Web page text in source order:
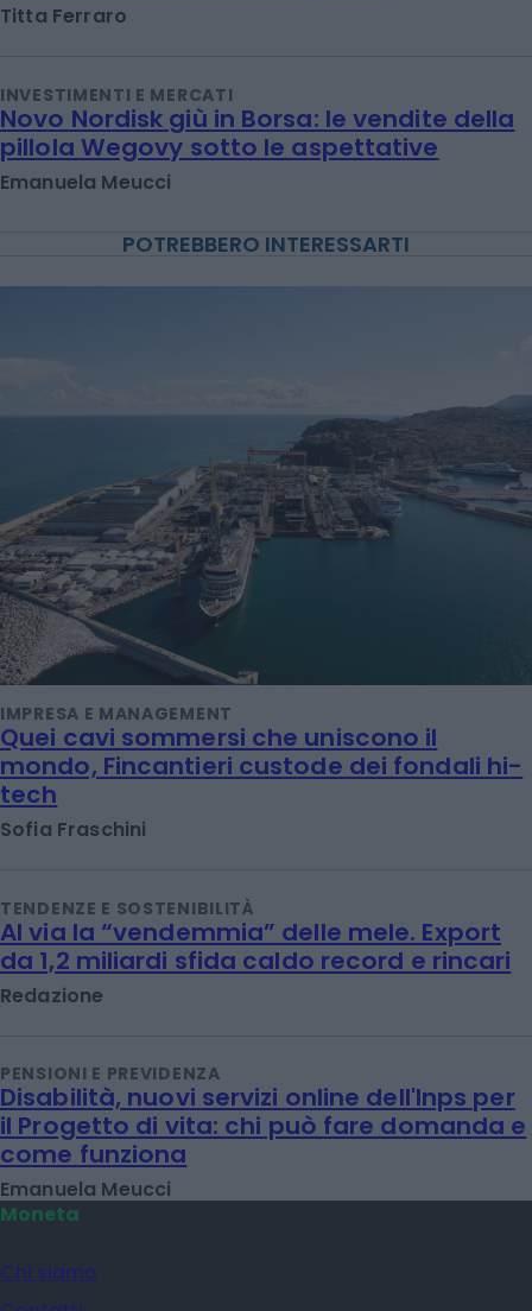
Titta Ferraro
INVESTIMENTI E MERCATI
Novo Nordisk giù in Borsa: le vendite della
pillola Wegovy sotto le aspettative
Emanuela Meucci
POTREBBERO INTERESSARTI
IMPRESA E MANAGEMENT
Quei cavi sommersi che uniscono il
mondo, Fincantieri custode dei fondali hi-
tech
Sofia Fraschini
TENDENZE E SOSTENIBILITÀ
Al via la “vendemmia” delle mele. Export
da 1,2 miliardi sfida caldo record e rincari
Redazione
PENSIONI E PREVIDENZA
Disabilità, nuovi servizi online dell'Inps per
il Progetto di vita: chi può fare domanda e
come funziona
Emanuela Meucci
Moneta
Chi siamo